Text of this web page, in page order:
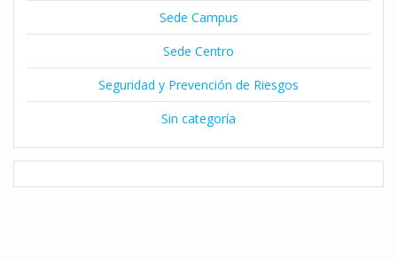
Sede Campus
Sede Centro
Seguridad y Prevención de Riesgos
Sin categoría